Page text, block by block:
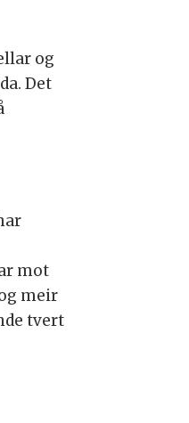
og
Det
mot
meir
tvert